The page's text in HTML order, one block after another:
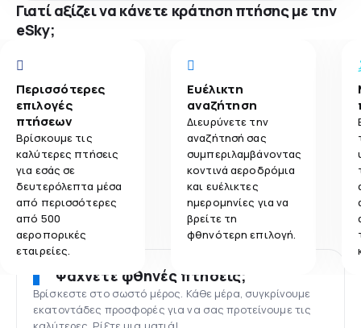
Γιατί αξίζει να κάνετε κράτηση πτήσης με την
eSky;
Περισσότερες
επιλογές
πτήσεων
Βρίσκουμε τις
καλύτερες πτήσεις
για εσάς σε
δευτερόλεπτα μέσα
από περισσότερες
από 500
αεροπορικές
εταιρείες.
Ευέλικτη
αναζήτηση
Διευρύνετε την
αναζήτησή σας
συμπεριλαμβάνοντας
κοντινά αεροδρόμια
και ευέλικτες
ημερομηνίες για να
βρείτε τη
φθηνότερη επιλογή.
Ψάχνετε φθηνές πτήσεις;
Βρίσκεστε στο σωστό μέρος. Κάθε μέρα, συγκρίνουμε
εκατοντάδες προσφορές για να σας προτείνουμε τις